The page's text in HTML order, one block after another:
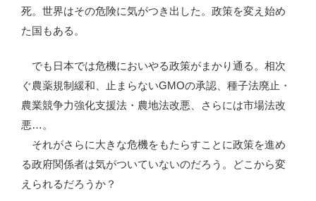
死。世界はその危険に気がつき出した。政策を変え始め
た国もある。
でも日本では危機においやる政策がまかり通る。相次
ぐ農薬規制緩和、止まらないGMOの承認、種子法廃止・
農業競争力強化支援法・農地法改悪、さらには市場法改
悪…。
それがさらに大きな危機をもたらすことに政策を進め
る政府関係者は気がついていないのだろう。どこから変
えられるだろうか？